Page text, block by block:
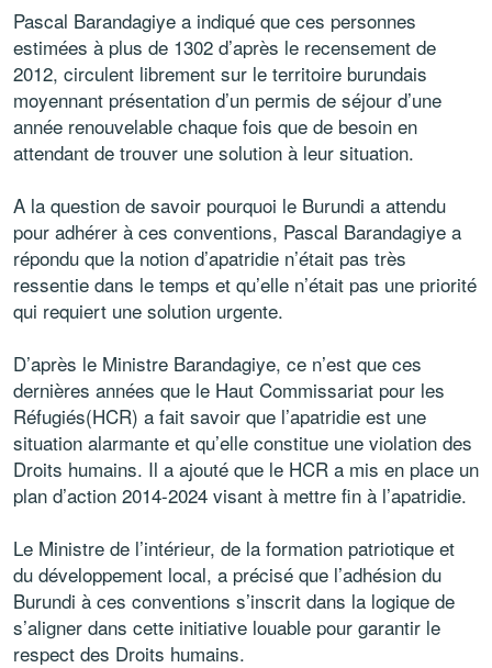
Pascal Barandagiye a indiqué que ces personnes
estimées à plus de 1302 d’après le recensement de
2012, circulent librement sur le territoire burundais
moyennant présentation d’un permis de séjour d’une
année renouvelable chaque fois que de besoin en
attendant de trouver une solution à leur situation.
A la question de savoir pourquoi le Burundi a attendu
pour adhérer à ces conventions, Pascal Barandagiye a
répondu que la notion d’apatridie n’était pas très
ressentie dans le temps et qu’elle n’était pas une priorité
qui requiert une solution urgente.
D’après le Ministre Barandagiye, ce n’est que ces
dernières années que le Haut Commissariat pour les
Réfugiés(HCR) a fait savoir que l’apatridie est une
situation alarmante et qu’elle constitue une violation des
Droits humains. Il a ajouté que le HCR a mis en place un
plan d’action 2014-2024 visant à mettre fin à l’apatridie.
Le Ministre de l’intérieur, de la formation patriotique et
du développement local, a précisé que l’adhésion du
Burundi à ces conventions s’inscrit dans la logique de
s’aligner dans cette initiative louable pour garantir le
respect des Droits humains.